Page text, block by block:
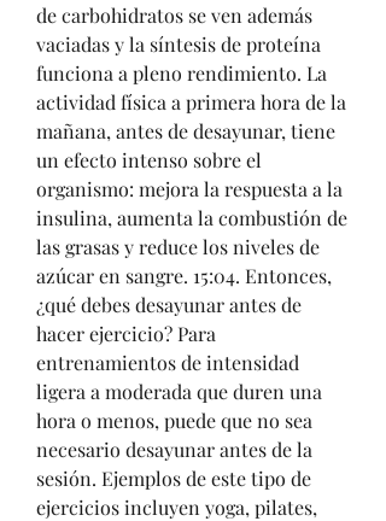
de carbohidratos se ven además
vaciadas y la síntesis de proteína
funciona a pleno rendimiento. La
actividad física a primera hora de la
mañana, antes de desayunar, tiene
un efecto intenso sobre el
organismo: mejora la respuesta a la
insulina, aumenta la combustión de
las grasas y reduce los niveles de
azúcar en sangre. 15:04. Entonces,
¿qué debes desayunar antes de
hacer ejercicio? Para
entrenamientos de intensidad
ligera a moderada que duren una
hora o menos, puede que no sea
necesario desayunar antes de la
sesión. Ejemplos de este tipo de
ejercicios incluyen yoga, pilates,